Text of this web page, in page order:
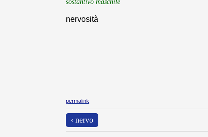
nervosità
permalink
‹ nervo